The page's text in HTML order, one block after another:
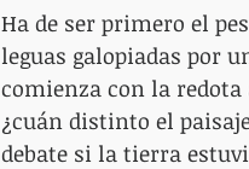
Ha de ser primero el
leguas galopiadas por
comienza con la
¿cuán distinto el
debate si la tierra